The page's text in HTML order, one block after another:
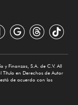
Finanzas, S.A. de C.V. All
Título en Derechos de Autor
de acuerdo con los